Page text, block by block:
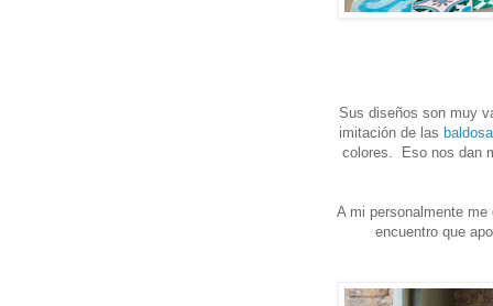
Sus diseños son muy
imitación de las
colores. Eso nos dan
A mi personalmente
encuentro que